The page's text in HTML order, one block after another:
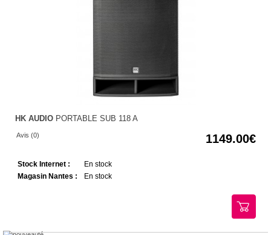
HK AUDIO PORTABLE SUB 118 A
Avis (0) 1149.00
Stock Internet :
En stock
Magasin Nantes :
En stock